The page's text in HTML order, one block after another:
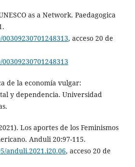
as a Network. Paedagogica
, acceso 20 de
de la economía vulgar:
y dependencia. Universidad
Los aportes de los Feminismos
Anduli 20:97-115.
anduli.2021.i20.06, acceso 20 de